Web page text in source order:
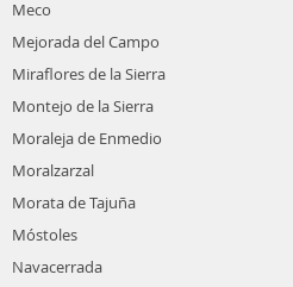
Meco
Mejorada del Campo
Miraflores de la Sierra
Montejo de la Sierra
Moraleja de Enmedio
Moralzarzal
Morata de Tajuña
Móstoles
Navacerrada